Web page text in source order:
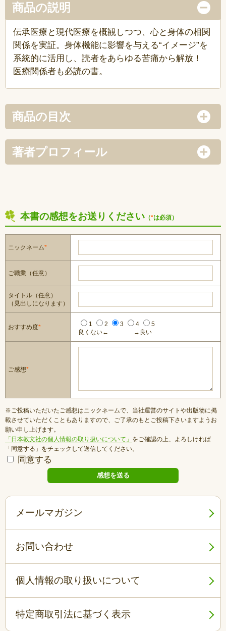
商品の説明
伝承医療と現代医療を概観しつつ、心と身体の相関
関係を実証。身体機能に影響を与える“イメージ”を
系統的に活用し、読者をあらゆる苦痛から解放！
医療関係者も必読の書。
商品の目次
著者プロフィール
本書の感想をお送りください （*は必須）
ニックネーム*
ご職業（任意）
タイトル（任意）
（見出しになります）
おすすめ度* 1 2 3 4
5
良くない←
→良い
ご感想*
※ご投稿いただいたご感想はニックネームで、当社運営のサイトや出版物に掲
載させていただくこともありますので、ご了承のもとご投稿下さいますようお
願い申し上げます。
「日本教文社の個人情報の取り扱いについて」 をご確認の上、よろしければ
「同意する」をチェックして送信してください。
同意する
メールマガジン
お問い合わせ
個人情報の取り扱いについて
特定商取引法に基づく表示